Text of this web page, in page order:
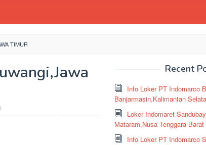
TIMUR
Recent
Info Loker PT Indomarco
Banjarmasin,Kalimantan
Loker Indomaret
Mataram,Nusa Tenggara Barat
Info Loker PT Indomarco